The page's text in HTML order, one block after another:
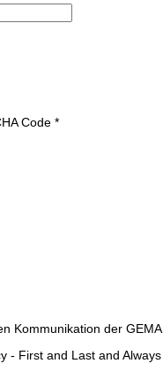
Code *
Kommunikation der GEMA.
- First and Last and Always